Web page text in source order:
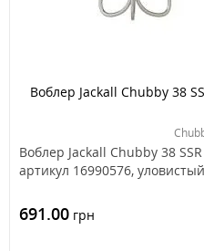
Воблер Jackall Chubby 38
Воблер Jackall Chubby 38
артикул 16990576,
691.00 грн